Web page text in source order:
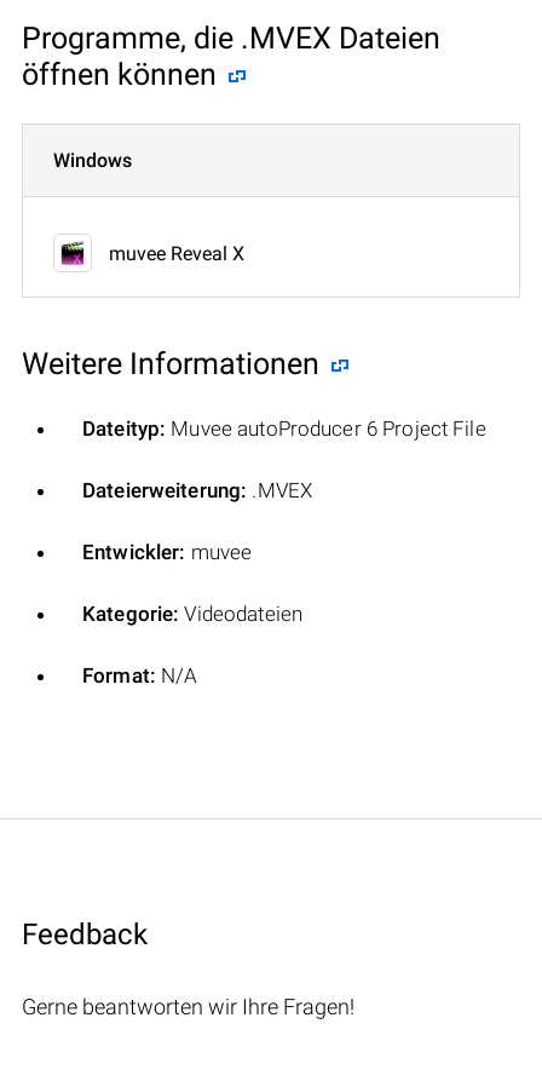
Programme, die .MVEX Dateien
öffnen können
Windows
muvee Reveal X
Weitere Informationen
Dateityp: Muvee autoProducer 6 Project File
Dateierweiterung: .MVEX
Entwickler: muvee
Kategorie: Videodateien
Format: N/A
Feedback
Gerne beantworten wir Ihre Fragen!